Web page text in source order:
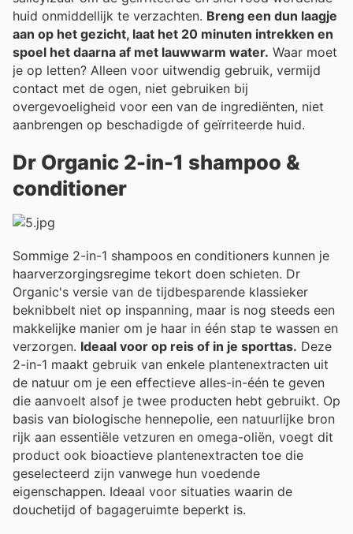
huid onmiddellijk te verzachten. Breng een dun laagje
aan op het gezicht, laat het 20 minuten intrekken en
spoel het daarna af met lauwwarm water. Waar moet
je op letten? Alleen voor uitwendig gebruik, vermijd
contact met de ogen, niet gebruiken bij
overgevoeligheid voor een van de ingrediënten, niet
aanbrengen op beschadigde of geïrriteerde huid.
Dr Organic 2-in-1 shampoo &
conditioner
Sommige 2-in-1 shampoos en conditioners kunnen je
haarverzorgingsregime tekort doen schieten. Dr
Organic's versie van de tijdbesparende klassieker
beknibbelt niet op inspanning, maar is nog steeds een
makkelijke manier om je haar in één stap te wassen en
verzorgen. Ideaal voor op reis of in je sporttas. Deze
2-in-1 maakt gebruik van enkele plantenextracten uit
de natuur om je een effectieve alles-in-één te geven
die aanvoelt alsof je twee producten hebt gebruikt. Op
basis van biologische hennepolie, een natuurlijke bron
rijk aan essentiële vetzuren en omega-oliën, voegt dit
product ook bioactieve plantenextracten toe die
geselecteerd zijn vanwege hun voedende
eigenschappen. Ideaal voor situaties waarin de
douchetijd of bagageruimte beperkt is.